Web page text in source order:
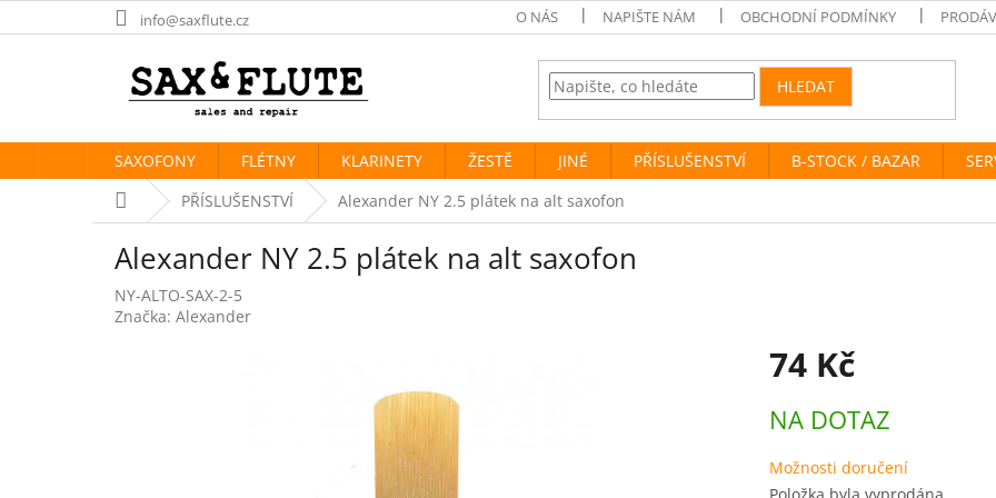
na
info@saxflute.cz O NÁS NAPIŠTE NÁM OBCHODNÍ PODMÍNKY
HLEDAT
SAXOFONY FLÉTNY KLARINETY ŽESTĚ JINÉ PŘÍSLUŠENSTVÍ B-STOCK / BAZAR
Domů PŘÍSLUŠENSTVÍ Alexander NY 2.5 plátek na alt saxofon
Alexander NY 2.5 plátek na alt saxofon
NY-ALTO-SAX-2-5
Značka: Alexander
74 Kč
cena:
NA DOTAZ
Možnosti doručení